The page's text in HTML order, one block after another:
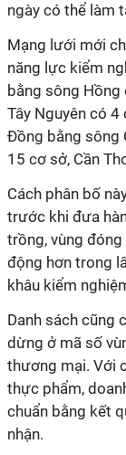
ngày có thể làm
Mạng lưới mới
năng lực kiểm
bằng sông Hồng
Tây Nguyên có
Đồng bằng sông
15 cơ sở, Cần
Cách phân bố
trước khi đưa
trồng, vùng
động hơn trong
khâu kiểm
Danh sách cũng
dừng ở mã số
thương mại. Với
thực phẩm,
chuẩn bằng kết
nhận.